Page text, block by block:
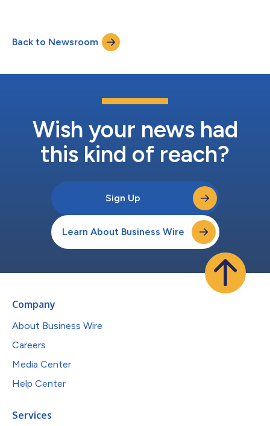
36社から大幅に増加しています。これは市場全体で株主関与が一
段と強まっていることを示しています。 「英国は欧州における
公開型エンゲージメントの主要な牽引役であり、非公開の交渉が
るようになっています」と、ジョシュ・ブラック（DMI編集長）
キャンペーンから非公開の対話まで多岐にわたります。取締役会
は、例年以上に忙しくなるであろう年次総会シーズンに向け、あ
ワイト＆ケースと共同で...
Back to Newsroom
Wish your news had
this kind of reach?
Sign Up
Learn About Business Wire
Company
About Business Wire
Careers
Media Center
Help Center
Services